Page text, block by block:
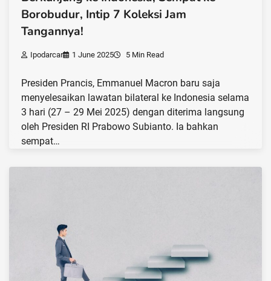
Borobudur, Intip 7 Koleksi Jam
Tangannya!
Ipodarcar 1 June 2025 5 Min Read
Presiden Prancis, Emmanuel Macron baru saja
menyelesaikan lawatan bilateral ke Indonesia selama
3 hari (27 – 29 Mei 2025) dengan diterima langsung
oleh Presiden RI Prabowo Subianto. Ia bahkan
sempat…